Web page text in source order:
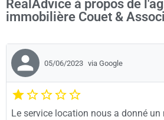
RealAdvice à propos de
immobilière Couet &
05/06/2023 via Google
Le service location nous a donné un